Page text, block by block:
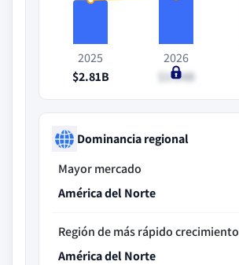
2025
$2.81B
2026
$3.04B
Dominancia regional
Mayor mercado
América del Norte
Región de más rápido crecimiento
América del Norte